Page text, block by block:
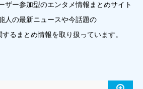
ザー参加型のエンタメ情報まとめサイト
人の最新ニュースや今話題の
るまとめ情報を取り扱っています。